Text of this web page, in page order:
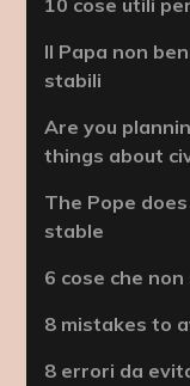
10 cose utili
Il Papa non
stabili
Are you
things about
The Pope
stable
6 cose che
8 mistakes to
8 errori da